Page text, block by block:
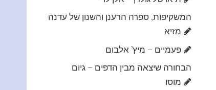
המשקיפות, ספרה הרענן והשנון של עדנה
מזיא
פעמיים – מיץ’ אלבום
הבחורה שיצאה מבין הדפים – גיום
מוסו